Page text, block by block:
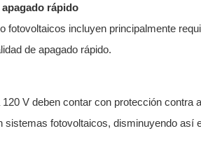
rápido
fotovoltaicos incluyen principalmente
de apagado rápido.
V deben contar con protección contra
fotovoltaicos, disminuyendo así